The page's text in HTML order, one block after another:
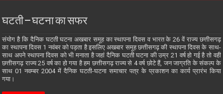
घटती – घटना का सफर
संयोग है कि दैनिक घटती घटना अखबार समूह का स्थापना दिवस व भारत के 26 वें राज्य छत्तीसगढ़
का स्थापना दिवस 1 नवंबर को पड़ता है इसलिए अखबार समूह छत्तीसगढ़ की स्थापना दिवस के साथ-
साथ अपने स्थापना दिवस को भी मनाता है जहां दैनिक घटती घटना की उम्र 21 वर्ष हो गई है तो वही
छत्तीसगढ़ राज्य 25 वर्ष का हो गया है हम छत्तीसगढ़ राज्य से 4 वर्ष छोटे हैं, जन जाग्रति के संकल्प के
साथ 01 नवम्बर 2004 में दैनिक घटती-घटना समाचार पत्र के प्रकाशन का कार्य प्रारंभ किया
गया।